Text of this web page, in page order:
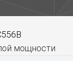
мощности